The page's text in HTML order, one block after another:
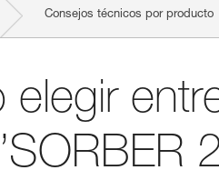
Consejos técnicos por producto
elegir